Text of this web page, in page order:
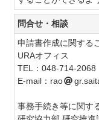
問合せ・相談
申請書作成に関する
URAオフィス
TEL：048-714-2068
E-mail：rao
事務手続き等に関す